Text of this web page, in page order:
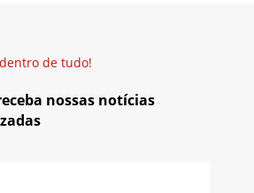
de tudo!
nossas notícias